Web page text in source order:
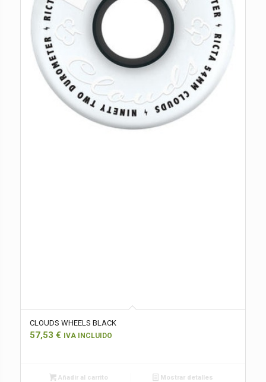
CLOUDS WHEELS BLACK
57,53 € IVA INCLUIDO
Añadir al carrito Mostrar detalles